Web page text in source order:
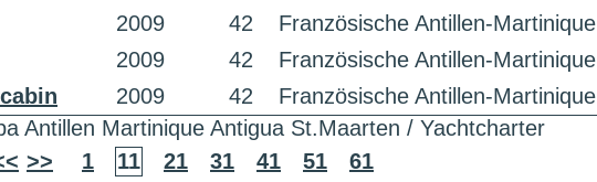
2009 42 Französische Antillen-Martinique
2009 42 Französische Antillen-Martinique
2009 42 Französische Antillen-Martinique
Antillen Martinique Antigua St.Maarten / Yachtcharter
>> 1 11 21 31 41 51 61